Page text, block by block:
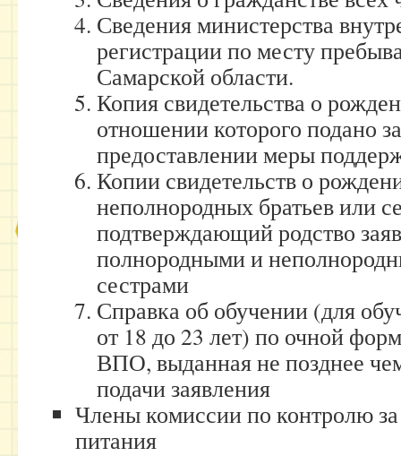
Сведения министерства
регистрации по месту
Самарской области.
Копия свидетельства о
отношении которого подано
предоставлении меры
Копии свидетельств о
неполнородных братьев или
подтверждающий родство
полнородными и
сестрами
Справка об обучении (для
от 18 до 23 лет) по очной
ВПО, выданная не позднее
подачи заявления
Члены комиссии по контролю
питания